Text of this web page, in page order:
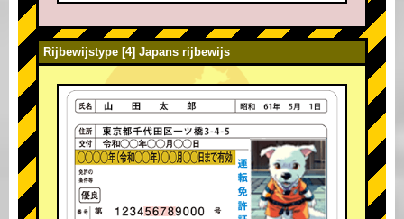
Rijbewijstype [4] Japans rijbewijs